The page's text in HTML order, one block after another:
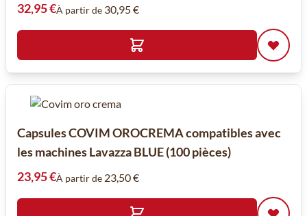
32,95 €À partir de 30,95 €
Capsules COVIM OROCREMA compatibles avec
les machines Lavazza BLUE (100 pièces)
23,95 €À partir de 23,50 €